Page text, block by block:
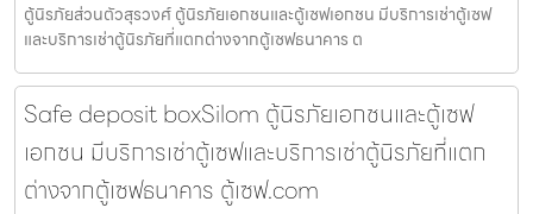
ตู้นิรภัยส่วนตัวสุรวงศ์ ตู้นิรภัยเอกชนและตู้เซฟเอกชน มีบริการเช่าตู้เซฟ
และบริการเช่าตู้นิรภัยที่แตกต่างจากตู้เซฟธนาคาร ต
Safe deposit boxSilom ตู้นิรภัยเอกชนและตู้เซฟ
เอกชน มีบริการเช่าตู้เซฟและบริการเช่าตู้นิรภัยที่แตก
ต่างจากตู้เซฟธนาคาร ตู้เซฟ.com